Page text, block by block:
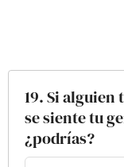
19. Si
se siente tu
¿podrías?